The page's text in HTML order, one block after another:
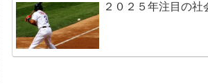
２０２５年注目の